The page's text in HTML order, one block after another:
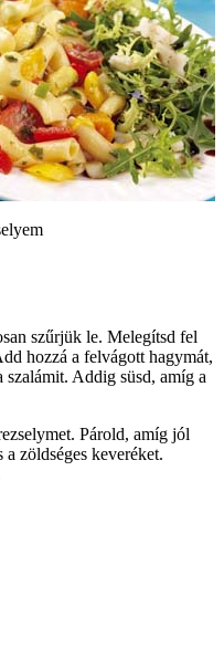
szűrjük le. Melegítsd fel
hozzá a felvágott hagymát,
Addig süsd, amíg a
Párold, amíg jól
zöldséges keveréket.